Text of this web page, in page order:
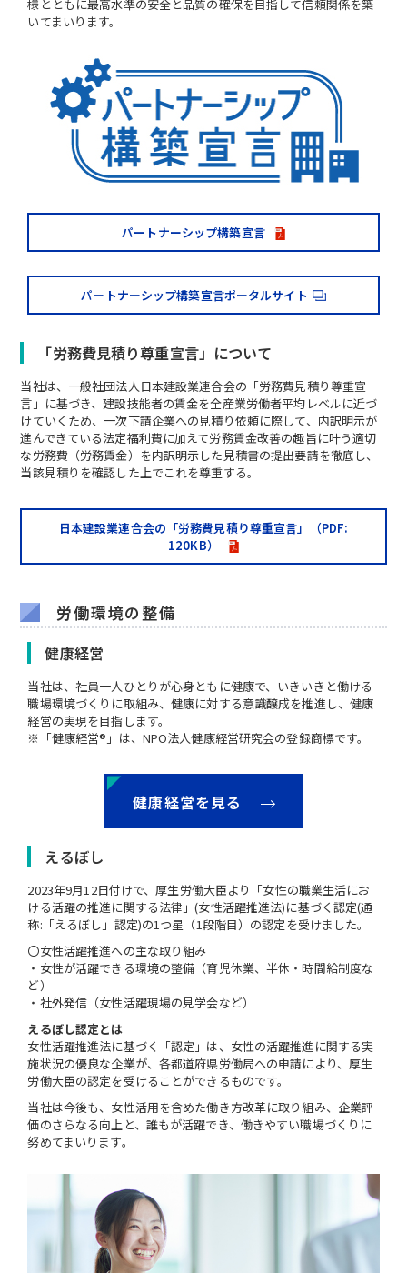
様とともに最高水準の安全と品質の確保を目指して信頼関係を築
いてまいります。
パートナーシップ構築宣言
パートナーシップ構築宣言ポータルサイト
「労務費見積り尊重宣言」について
当社は、一般社団法人日本建設業連合会の「労務費見積り尊重宣
言」に基づき、建設技能者の賃金を全産業労働者平均レベルに近づ
けていくため、一次下請企業への見積り依頼に際して、内訳明示が
進んできている法定福利費に加えて労務賃金改善の趣旨に叶う適切
な労務費（労務賃金）を内訳明示した見積書の提出要請を徹底し、
当該見積りを確認した上でこれを尊重する。
日本建設業連合会の「労務費見積り尊重宣言」（PDF:
120KB）
労働環境の整備
健康経営
当社は、社員一人ひとりが心身ともに健康で、いきいきと働ける
職場環境づくりに取組み、健康に対する意識醸成を推進し、健康
経営の実現を目指します。
※「健康経営®」は、NPO法人健康経営研究会の登録商標です。
健康経営を見る
えるぼし
2023年9月12日付けで、厚生労働大臣より「女性の職業生活にお
ける活躍の推進に関する法律」(女性活躍推進法)に基づく認定(通
称:「えるぼし」認定)の1つ星（1段階目）の認定を受けました。
〇女性活躍推進への主な取り組み
・女性が活躍できる環境の整備（育児休業、半休・時間給制度な
ど）
・社外発信（女性活躍現場の見学会など）
えるぼし認定とは
女性活躍推進法に基づく「認定」は、女性の活躍推進に関する実
施状況の優良な企業が、各都道府県労働局への申請により、厚生
労働大臣の認定を受けることができるものです。
当社は今後も、女性活用を含めた働き方改革に取り組み、企業評
価のさらなる向上と、誰もが活躍でき、働きやすい職場づくりに
努めてまいります。